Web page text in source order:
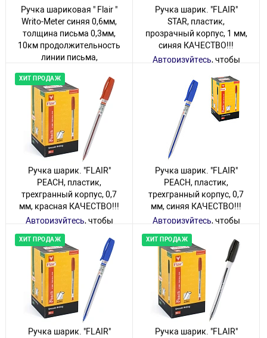
Ручка шариковая " Flair "
Writo-Meter синяя 0,6мм,
толщина письма 0,3мм,
10км продолжительность
линии письма,
узел, шкала на стержне,
цветной корпус,
картонная упаковка
Авторизуйтесь
, чтобы
увидеть цену
В наличии
Ручка шарик. "FLAIR"
STAR, пластик,
прозрачный корпус, 1 мм,
синяя КАЧЕСТВО!!!
Авторизуйтесь, чтобы
В наличии
ХИТ ПРОДАЖ
Ручка шарик. "FLAIR"
PEACH, пластик,
трехгранный корпус, 0,7
мм, красная КАЧЕСТВО!!!
Авторизуйтесь, чтобы
увидеть цену
В наличии
Ручка шарик. "FLAIR"
PEACH, пластик,
трехгранный корпус, 0,7
мм, синяя КАЧЕСТВО!!!
Авторизуйтесь, чтобы
увидеть цену
В наличии
ХИТ ПРОДАЖ
Ручка шарик. "FLAIR"
ХИТ ПРОДАЖ
Ручка шарик. "FLAIR"